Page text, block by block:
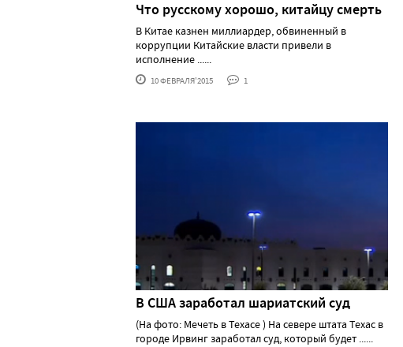
Что русскому хорошо, китайцу смерть
В Китае казнен миллиардер, обвиненный в
коррупции Китайские власти привели в
исполнение ......
10 ФЕВРАЛЯ'2015 1
В США заработал шариатский суд
(На фото: Мечеть в Техасе ) На севере штата Техас в
городе Ирвинг заработал суд, который будет ......